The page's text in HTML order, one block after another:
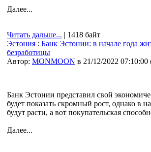
Далее...
Читать дальше... | 1418 байт
Эстония : Банк Эстонии: в начале года
безработицы
Автор: MONMOON в 21/12/2022 07:10:00
Банк Эстонии представил свой
будет показать скромный рост, однако
будут расти, а вот покупательская
Далее...